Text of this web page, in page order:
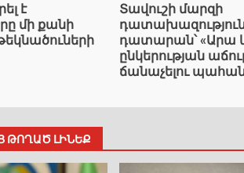
է
մի քանի
Տավուշի մարզի
դատարան՝ «Արա և
ընկերության
ճանաչելու
ԹՈՂԱԾ ԼԻՆԵՔ